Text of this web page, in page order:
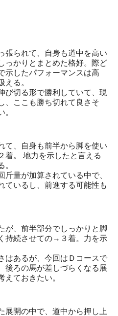
張られて、自身も道中を高い
っかりとまとめた格好。際ど
示したパフォーマンスは高
える。
び切る形で勝利していて、現
、ここも勝ち切れて良さそ
。
て、自身も前半から脚を使い
。 地力を示したと言える
。
量が加算されている中で、
ているし、前進する可能性も
が、前半部分でしっかりと脚
持続させての→３着。力を示
はあるが、今回はＤコースで
後ろの馬が差しづらくなる展
えておきたい。
展開の中で、道中から押し上